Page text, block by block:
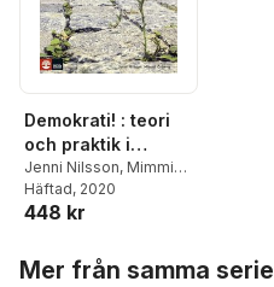
Demokrati! : teori
och praktik i
förskolan
Jenni Nilsson, Mimmi
Örberg
Häftad, 2020
448 kr
Mer från samma serie